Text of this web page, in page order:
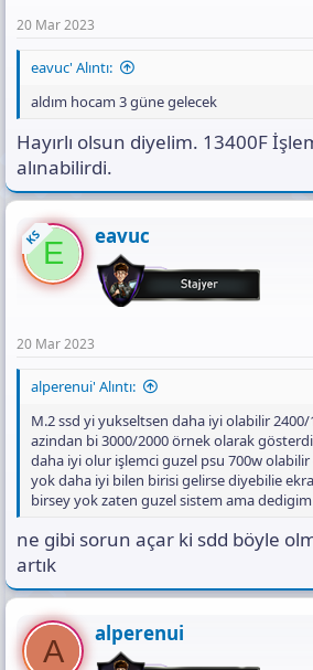
20 Mar 2023
eavuc' Alıntı:
aldım hocam 3 güne gelecek
Hayırlı olsun diyelim. 13400F
alınabilirdi.
KSE eavuc
20 Mar 2023
alperenui' Alıntı:
M.2 ssd yi yukseltsen daha iyi olabilir
azindan bi 3000/2000 örnek olarak
daha iyi olur işlemci guzel psu 700w
yok daha iyi bilen birisi gelirse diyebilie
birsey yok zaten guzel sistem ama
ne gibi sorun açar ki sdd böyle
artık
A alperenui